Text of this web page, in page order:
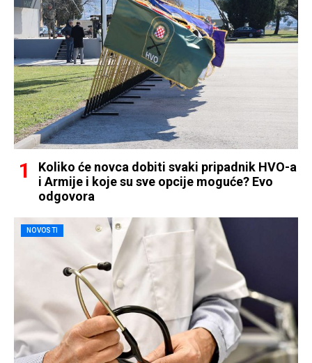
Koliko će novca dobiti svaki pripadnik HVO-a
i Armije i koje su sve opcije moguće? Evo
odgovora
NOVOSTI